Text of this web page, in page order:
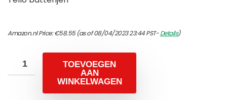
Amazon.nl Price:€58.55(as of 08/04/2023 23:44 PST-Details)
TOEVOEGEN
AAN
WINKELWAGEN